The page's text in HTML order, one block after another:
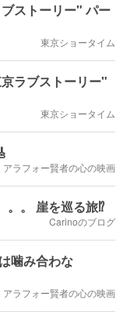
ストーリー" パー
東京ショータイム
ラブストーリー"
東京ショータイム
アラフォー賢者の心の映画
。。 崖を巡る旅⁉
Carinoのブログ
噛み合わな
アラフォー賢者の心の映画